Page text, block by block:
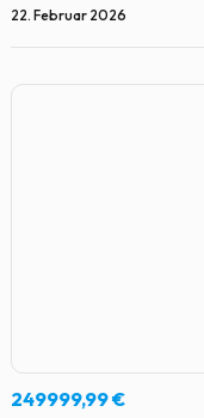
22. Februar 2026
249999,99 €